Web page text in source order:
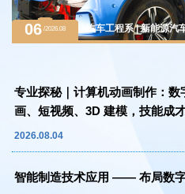
06 /2026.08
汽车工程系 | 新能源
下的黄金赛道，万亿级
专业探秘｜计算机动画制作：
画、短视频、3D 建模，技能成
2026.08.04
智能制造技术应用 —— 布局数